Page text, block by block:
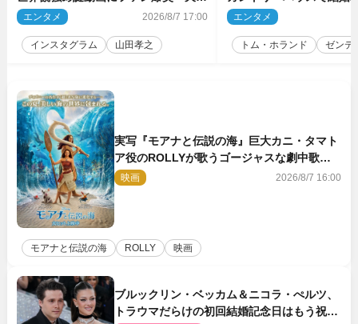
だわ」
エンタメ 2026/8/7 17:00
インスタグラム 山田孝之
結婚指輪を身に着けたト
エンタメ
トム・ホランド ゼンデ
実写『モアナと伝説の海』巨大カニ・タマト
ア役のROLLYが歌うゴージャスな劇中歌
「シャイニー」本編映像解禁
映画 2026/8/7 16:00
モアナと伝説の海 ROLLY 映画
ブルックリン・ベッカム＆ニコラ・ぺルツ、
トラウマだらけの初回結婚記念日はもう祝わ